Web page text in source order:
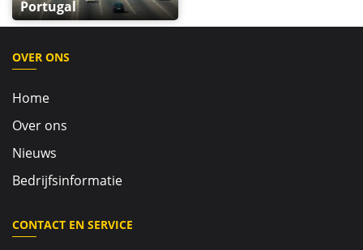
Portugal
OVER ONS
Home
Over ons
Nieuws
Bedrijfsinformatie
CONTACT EN SERVICE